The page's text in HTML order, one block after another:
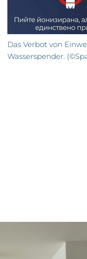
Das Verbot von
Wasserspender.